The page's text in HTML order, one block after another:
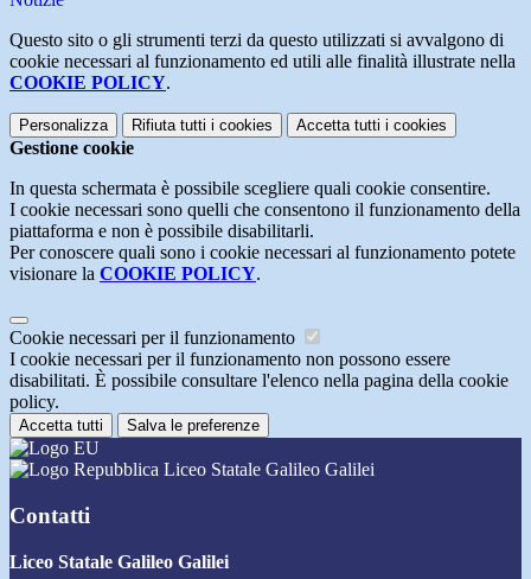
Questo sito o gli strumenti terzi da questo utilizzati si avvalgono di
cookie necessari al funzionamento ed utili alle finalità illustrate nella
COOKIE POLICY.
Personalizza Rifiuta tutti i cookies Accetta tutti i cookies
Gestione cookie
In questa schermata è possibile scegliere quali cookie consentire.
I cookie necessari sono quelli che consentono il funzionamento della
piattaforma e non è possibile disabilitarli.
Per conoscere quali sono i cookie necessari al funzionamento potete
visionare la COOKIE POLICY.
Cookie necessari per il funzionamento
I cookie necessari per il funzionamento non possono essere
disabilitati. È possibile consultare l'elenco nella pagina della cookie
policy.
Accetta tutti Salva le preferenze
Liceo Statale Galileo Galilei
Contatti
Liceo Statale Galileo Galilei